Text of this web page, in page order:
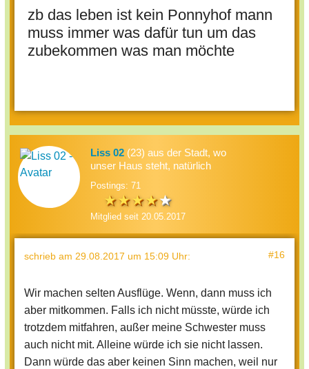
zb das leben ist kein Ponnyhof mann
muss immer was dafür tun um das
zubekommen was man möchte
Liss 02 (23) aus der Stadt, wo
unser Haus steht, natürlich
Postings: 71
Mitglied seit 20.05.2017
schrieb am 29.08.2017 um 15:09 Uhr: #16
Wir machen selten Ausflüge. Wenn, dann muss ich
aber mitkommen. Falls ich nicht müsste, würde ich
trotzdem mitfahren, außer meine Schwester muss
auch nicht mit. Alleine würde ich sie nicht lassen.
Dann würde das aber keinen Sinn machen, weil nur